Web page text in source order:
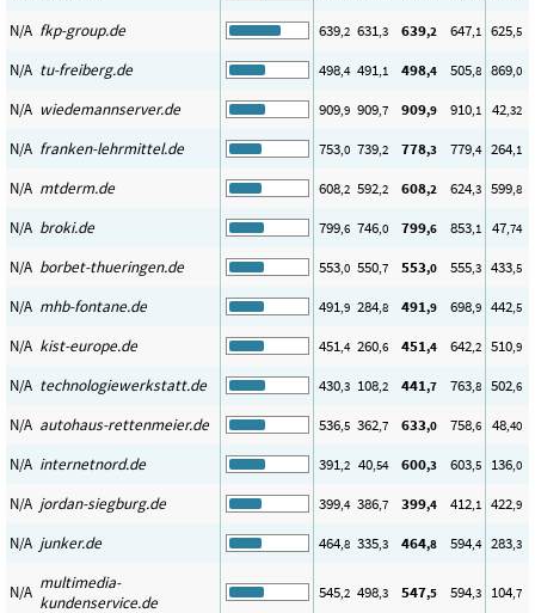
N/A fkp-group.de 639,2 631,3 639,2 647,1 625,5
N/A tu-freiberg.de 498,4 491,1 498,4 505,8 869,0
N/A wiedemannserver.de 909,9 909,7 909,9 910,1 42,32
N/A franken-lehrmittel.de 753,0 739,2 778,3 779,4 264,1
N/A mtderm.de 608,2 592,2 608,2 624,3 599,8
N/A broki.de 799,6 746,0 799,6 853,1 47,74
N/A borbet-thueringen.de 553,0 550,7 553,0 555,3 433,5
N/A mhb-fontane.de 491,9 284,8 491,9 698,9 442,5
N/A kist-europe.de 451,4 260,6 451,4 642,2 510,9
N/A technologiewerkstatt.de 430,3 108,2 441,7 763,8 502,6
N/A autohaus-rettenmeier.de 536,5 362,7 633,0 758,6 48,40
N/A internetnord.de 391,2 40,54 600,3 603,5 136,0
N/A jordan-siegburg.de 399,4 386,7 399,4 412,1 422,9
N/A junker.de 464,8 335,3 464,8 594,4 283,3
N/A multimedia-
kundenservice.de
545,2 498,3 547,5 594,3 104,7